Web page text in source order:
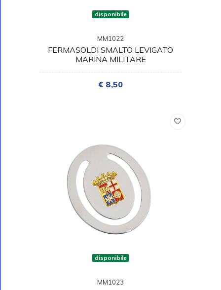
disponibile
MM1022
FERMASOLDI SMALTO LEVIGATO
MARINA MILITARE
€ 8,50
disponibile
MM1023